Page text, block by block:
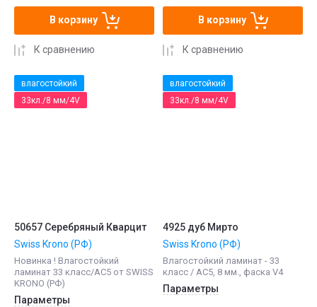
В корзину
К сравнению
В корзину
К сравнению
влагостойкий
33кл./8 мм/4V
50657 Серебряный Кварцит
Swiss Krono (РФ)
Новинка ! Влагостойкий
ламинат 33 класс/АС5 от SWISS
KRONO (РФ)
Параметры
влагостойкий
33кл./8 мм/4V
4925 дуб Мирто
Swiss Krono (РФ)
Влагостойкий ламинат - 33
класс / АС5, 8 мм., фаска V4
Параметры